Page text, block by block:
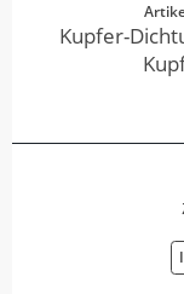
Kupfer-